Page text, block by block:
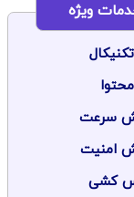
ویژه
سرعت
امنیت
کشی